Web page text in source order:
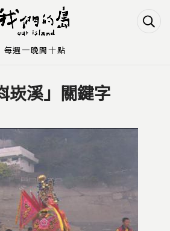
to Navigation
to Main content
崁溪」關鍵字
每週一晚間十點